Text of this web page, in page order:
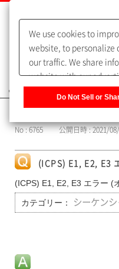
よくあるご質問
No : 6765 公開日時 : 2021/
(ICPS) E1, E2, E3
(ICPS) E1, E2, E3 エラー (
カテゴリー： シーケンシ
We use cookies to
website, to personalize
our traffic. We share
website with our
of our sharing
Information] to
Do Not Sell or